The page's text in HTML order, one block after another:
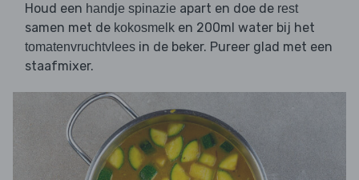
Houd een handje spinazie apart en doe de rest
samen met de kokosmelk en 200ml water bij het
tomatenvruchtvlees in de beker. Pureer glad met een
staafmixer.